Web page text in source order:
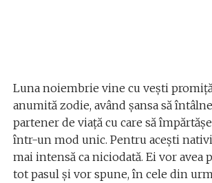
Luna noiembrie vine cu vești
anumită zodie, având șansa să
partener de viață cu care să
într-un mod unic. Pentru acești
mai intensă ca niciodată. Ei vor avea
tot pasul și vor spune, în cele din